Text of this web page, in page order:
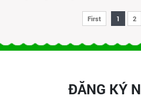
First 1 2
ĐĂNG KÝ